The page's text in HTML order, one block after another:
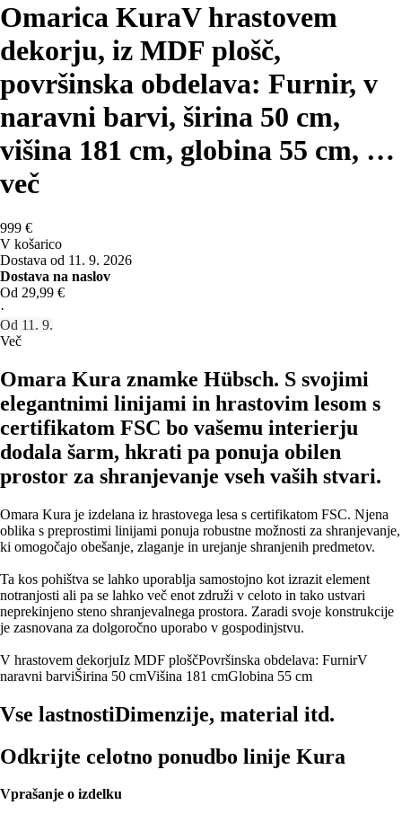
Omarica KuraV hrastovem
dekorju, iz MDF plošč,
površinska obdelava: Furnir, v
naravni barvi, širina 50 cm,
višina 181 cm, globina 55 cm, …
več
999 €
V košarico
Dostava od 11. 9. 2026
Dostava na naslov
Od 29,99 €
·
Od 11. 9.
Več
Omara Kura znamke Hübsch. S svojimi
elegantnimi linijami in hrastovim lesom s
certifikatom FSC bo vašemu interierju
dodala šarm, hkrati pa ponuja obilen
prostor za shranjevanje vseh vaših stvari.
Omara Kura je izdelana iz hrastovega lesa s certifikatom FSC. Njena
oblika s preprostimi linijami ponuja robustne možnosti za shranjevanje,
ki omogočajo obešanje, zlaganje in urejanje shranjenih predmetov.
Ta kos pohištva se lahko uporablja samostojno kot izrazit element
notranjosti ali pa se lahko več enot združi v celoto in tako ustvari
neprekinjeno steno shranjevalnega prostora. Zaradi svoje konstrukcije
je zasnovana za dolgoročno uporabo v gospodinjstvu.
V hrastovem dekorjuIz MDF ploščPovršinska obdelava: FurnirV
naravni barviŠirina 50 cmVišina 181 cmGlobina 55 cm
Vse lastnostiDimenzije, material itd.
Odkrijte celotno ponudbo linije Kura
Vprašanje o izdelku